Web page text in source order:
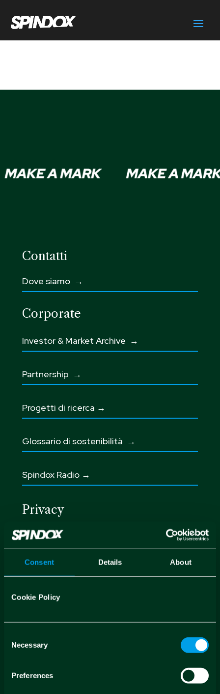
Consent Details About
Cookie Policy
Selection
Necessary
Preferences
Contatti
Dove siamo →
Corporate
Investor & Market Archive →
Partnership →
Progetti di ricerca →
Glossario di sostenibilità →
Spindox Radio →
Privacy
Privacy & Cookie Policy →
Governance
Codice etico